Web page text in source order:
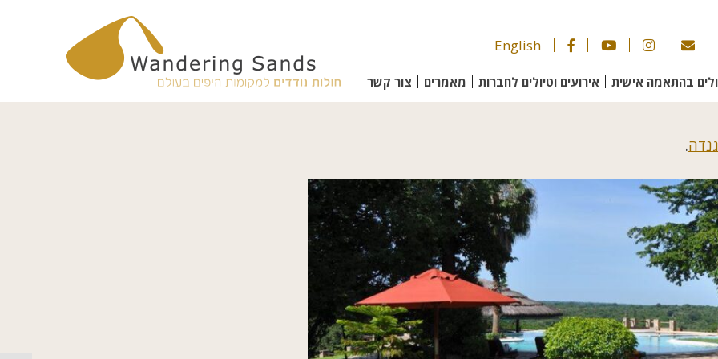
English
בהתאמה אישית אירועים וטיולים לחברות מאמרים צור קשר
.